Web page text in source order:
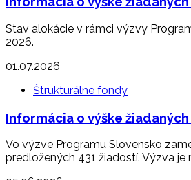
Stav alokácie v rámci výzvy
2026.
01.07.2026
Štrukturálne fondy
Informácia o výške
Vo výzve Programu Slovensko
predložených 431 žiadostí. Výzva